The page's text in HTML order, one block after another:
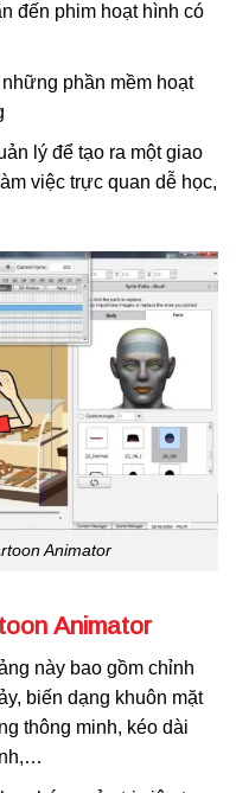
đến phim hoạt hình có
phần mềm hoạt
lý để tạo ra một giao
việc trực quan dễ học,
Animator
Animator
này bao gồm chỉnh
biến dạng khuôn mặt
thông minh, kéo dài